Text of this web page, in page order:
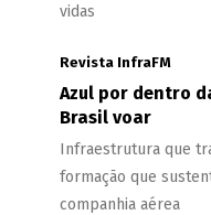
vidas
Revista InfraFM
Azul por dentro
Brasil voar
Infraestrutura que
formação que
companhia aérea